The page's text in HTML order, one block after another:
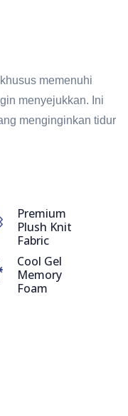
memenuhi
menyejukkan. Ini
menginginkan tidur
Premium
Plush Knit
Fabric
Cool Gel
Memory
Foam